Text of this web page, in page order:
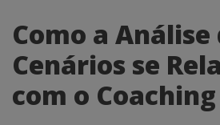
Como a Análise
Cenários se
com o Coaching